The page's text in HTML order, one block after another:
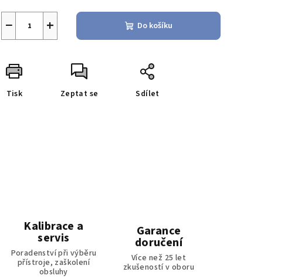
+
− Do košíku
Tisk Zeptat se Sdílet
Kalibrace a
servis
Poradenství při výběru
přístroje, zaškolení
obsluhy
Garance
doručení
Více než 25 let
zkušeností v oboru